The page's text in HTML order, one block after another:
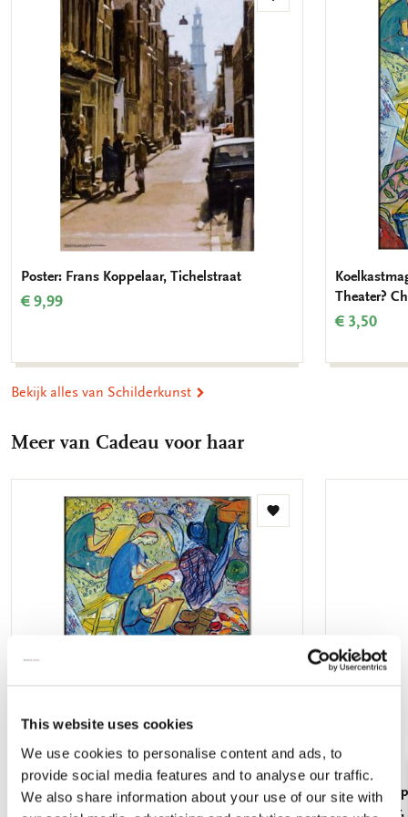
This website uses cookies
We use cookies to personalise content and ads, to
provide social media features and to analyse our traffic.
We also share information about your use of our site with
Poster: Frans Koppelaar, Tichelstraat
€ 9,99
Theater?
€ 3,50
Bekijk alles van Schilderkunst
Meer van Cadeau voor haar
Toevoegen
Koelkastmagneet: Gouache from Leben? oder
Theater? Charlotte Salomon, JHM
Jan